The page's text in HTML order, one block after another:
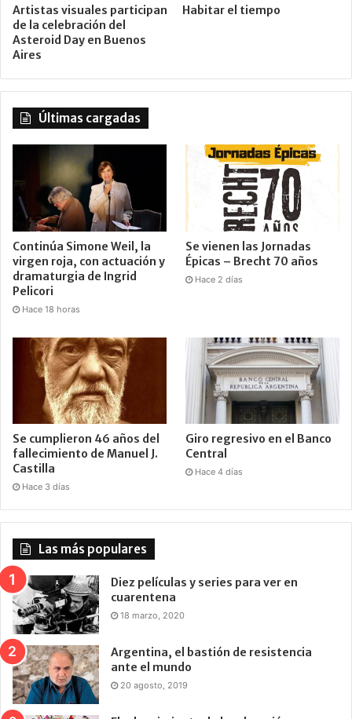
Artistas visuales participan
de la celebración del
Asteroid Day en Buenos
Aires
Habitar el tiempo
Últimas cargadas
Continúa Simone Weil, la
virgen roja, con actuación y
dramaturgia de Ingrid
Pelicori
Hace 18 horas
Se vienen las Jornadas
Épicas – Brecht 70 años
Hace 2 días
Se cumplieron 46 años del
fallecimiento de Manuel J.
Castilla
Hace 3 días
Giro regresivo en el Banco
Central
Hace 4 días
Las más populares
Diez películas y series para ver en
cuarentena
18 marzo, 2020
Argentina, el bastión de resistencia
ante el mundo
20 agosto, 2019